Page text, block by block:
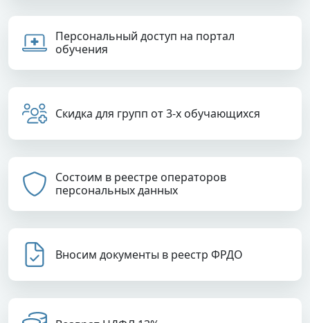
Персональный доступ на портал
обучения
Скидка для групп от 3-х обучающихся
Состоим в реестре операторов
персональных данных
Вносим документы в реестр ФРДО